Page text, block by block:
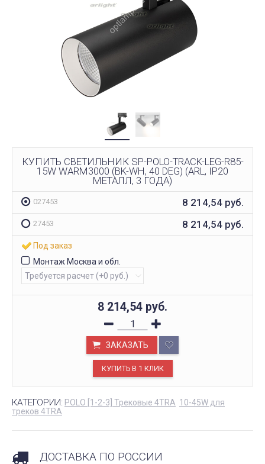
КУПИТЬ СВЕТИЛЬНИК SP-POLO-TRACK-LEG-R85-
15W WARM3000 (BK-WH, 40 DEG) (ARL, IP20
МЕТАЛЛ, 3 ГОДА)
027453 8 214,54 руб.
27453 8 214,54 руб.
Под заказ
Монтаж Москва и обл.
8 214,54 руб.
ЗАКАЗАТЬ
КАТЕГОРИИ: POLO [1-2-3] Трековые 4TRA 10-45W для
треков 4TRA
ДОСТАВКА ПО РОССИИ